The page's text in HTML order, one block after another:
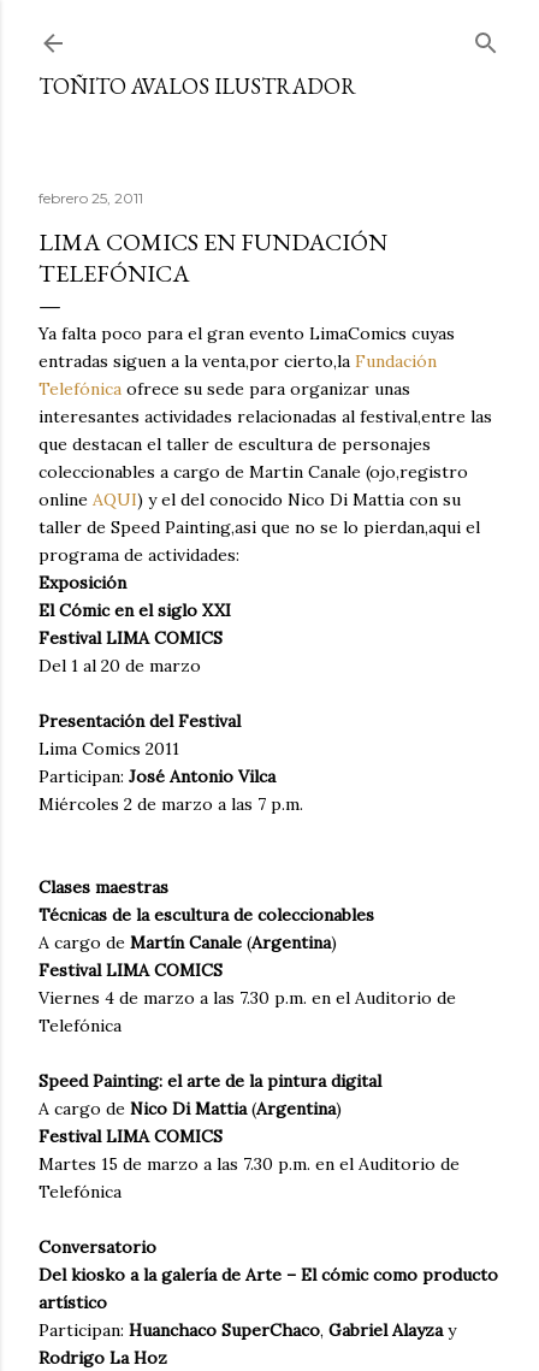
TOÑITO AVALOS ILUSTRADOR
febrero 25, 2011
LIMA COMICS EN FUNDACIÓN
TELEFÓNICA
Ya falta poco para el gran evento LimaComics cuyas
entradas siguen a la venta,por cierto,la Fundación
Telefónica ofrece su sede para organizar unas
interesantes actividades relacionadas al festival,entre las
que destacan el taller de escultura de personajes
coleccionables a cargo de Martin Canale (ojo,registro
online AQUI) y el del conocido Nico Di Mattia con su
taller de Speed Painting,asi que no se lo pierdan,aqui el
programa de actividades:
Exposición
El Cómic en el siglo XXI
Festival LIMA COMICS
Del 1 al 20 de marzo
Presentación del Festival
Lima Comics 2011
Participan: José Antonio Vilca
Miércoles 2 de marzo a las 7 p.m.
Clases maestras
Técnicas de la escultura de coleccionables
A cargo de Martín Canale (Argentina)
Festival LIMA COMICS
Viernes 4 de marzo a las 7.30 p.m. en el Auditorio de
Telefónica
Speed Painting: el arte de la pintura digital
A cargo de Nico Di Mattia(Argentina)
Festival LIMA COMICS
Martes 15 de marzo a las 7.30 p.m. en el Auditorio de
Telefónica
Conversatorio
Del kiosko a la galería de Arte – El cómic como producto
artístico
Participan: Huanchaco SuperChaco, Gabriel Alayzay
Rodrigo La Hoz